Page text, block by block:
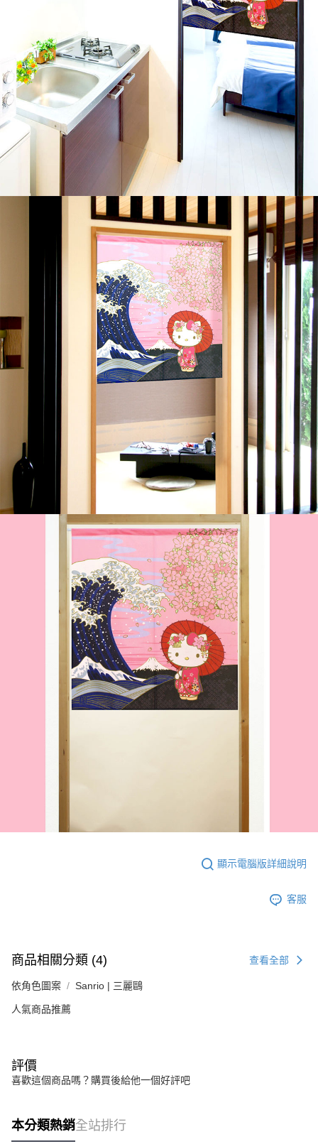
顯示電腦版詳細說明
客服
商品相關分類 (4) 查看全部
依角色圖案 Sanrio | 三麗鷗
人氣商品推薦
評價
喜歡這個商品嗎？購買後給他一個好評吧
本分類熱銷全站排行